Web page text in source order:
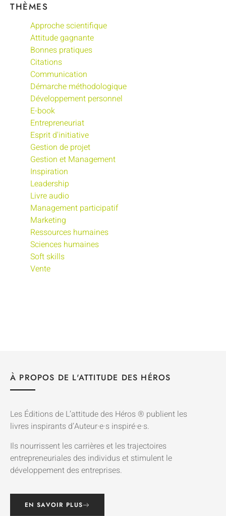
THÈMES
Approche scientifique
Attitude gagnante
Bonnes pratiques
Citations
Communication
Démarche méthodologique
Développement personnel
E-book
Entrepreneuriat
Esprit d'initiative
Gestion de projet
Gestion et Management
Inspiration
Leadership
Livre audio
Management participatif
Marketing
Ressources humaines
Sciences humaines
Soft skills
Vente
À PROPOS DE L'ATTITUDE DES HÉROS
Les Éditions de L’attitude des Héros ® publient les
livres inspirants d’Auteur·e·s inspiré·e·s.
Ils nourrissent les carrières et les trajectoires
entrepreneuriales des individus et stimulent le
développement des entreprises.
EN SAVOIR PLUS